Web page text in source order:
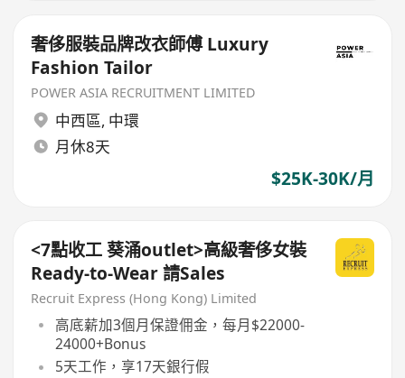
奢侈服裝品牌改衣師傅 Luxury
Fashion Tailor
POWER ASIA RECRUITMENT LIMITED
中西區, 中環
月休8天
$25K-30K/月
<7點收工 葵涌outlet>高級奢侈女裝
Ready-to-Wear 請Sales
Recruit Express (Hong Kong) Limited
高底薪加3個月保證佣金，每月$22000-
24000+Bonus
5天工作，享17天銀行假